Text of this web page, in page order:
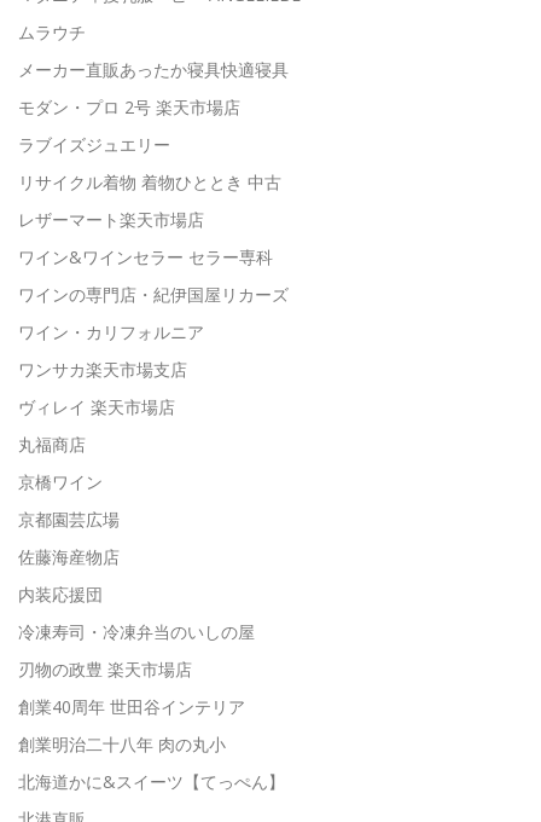
ムラウチ
メーカー直販あったか寝具快適寝具
モダン・プロ 2号 楽天市場店
ラブイズジュエリー
リサイクル着物 着物ひととき 中古
レザーマート楽天市場店
ワイン&ワインセラー セラー専科
ワインの専門店・紀伊国屋リカーズ
ワイン・カリフォルニア
ワンサカ楽天市場支店
ヴィレイ 楽天市場店
丸福商店
京橋ワイン
京都園芸広場
佐藤海産物店
内装応援団
冷凍寿司・冷凍弁当のいしの屋
刃物の政豊 楽天市場店
創業40周年 世田谷インテリア
創業明治二十八年 肉の丸小
北海道かに&スイーツ【てっぺん】